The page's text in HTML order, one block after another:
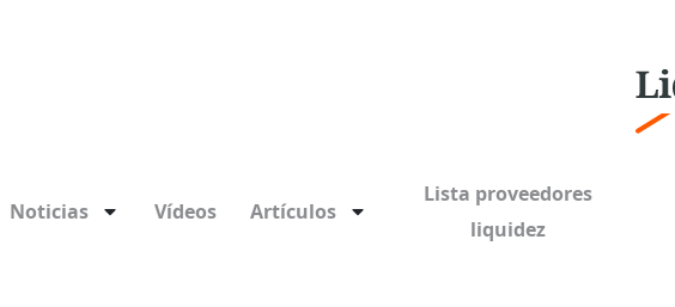
Noticias Vídeos Artículos
Lista proveedores
liquidez